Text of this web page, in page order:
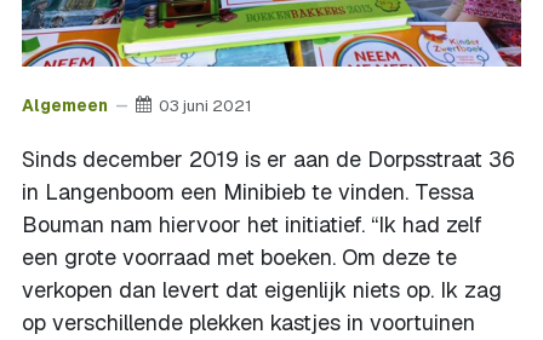
Algemeen 03 juni 2021
Sinds december 2019 is er aan de Dorpsstraat 36
in Langenboom een Minibieb te vinden. Tessa
Bouman nam hiervoor het initiatief. “Ik had zelf
een grote voorraad met boeken. Om deze te
verkopen dan levert dat eigenlijk niets op. Ik zag
op verschillende plekken kastjes in voortuinen